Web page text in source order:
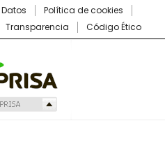
Política de cookies
Transparencia Código Ético